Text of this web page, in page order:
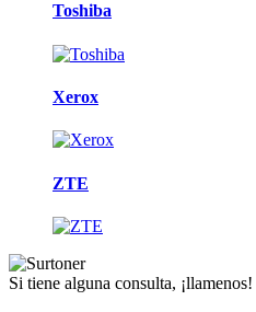
Toshiba
Xerox
ZTE
Si tiene alguna consulta, ¡llamenos!